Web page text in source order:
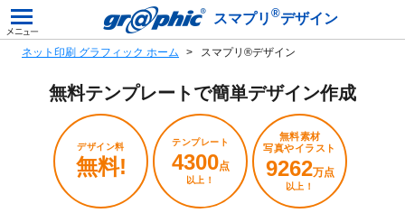
スマプリ ®デザイン
ネット印刷 グラフィック ホーム スマプリ®デザイン
無料テンプレートで簡単デザイン作成
デザイン料
無料!
テンプレート
4300点
以上！
無料素材
写真やイラスト
9262万点
以上！